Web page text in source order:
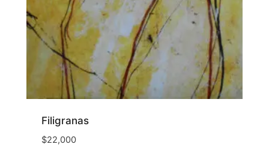
Filigranas
$22,000